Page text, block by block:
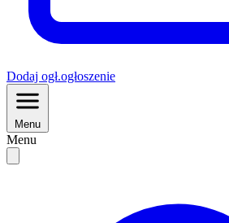
Dodaj ogł.ogłoszenie
Menu
Menu